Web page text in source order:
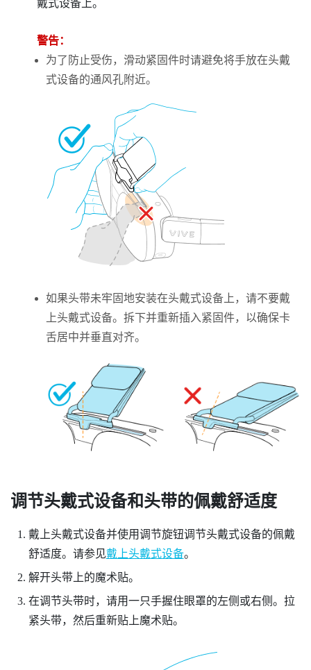
戴式设备上。
警告：
为了防止受伤，滑动紧固件时请避免将手放在头戴
式设备的通风孔附近。
如果头带未牢固地安装在头戴式设备上，请不要戴
上头戴式设备。拆下并重新插入紧固件，以确保卡
舌居中并垂直对齐。
调节头戴式设备和头带的佩戴舒适度
戴上头戴式设备并使用调节旋钮调节头戴式设备的佩戴
舒适度。请参见戴上头戴式设备。
解开头带上的魔术贴。
在调节头带时，请用一只手握住眼罩的左侧或右侧。拉
紧头带，然后重新贴上魔术贴。